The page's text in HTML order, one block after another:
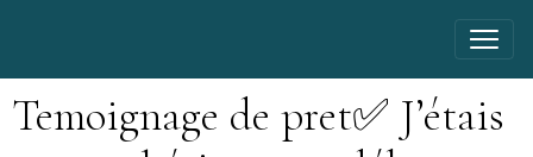
Temoignage de pret✅ J’étais